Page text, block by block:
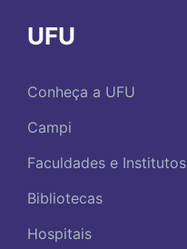
UFU
Conheça a UFU
Campi
Faculdades e Institutos
Bibliotecas
Hospitais